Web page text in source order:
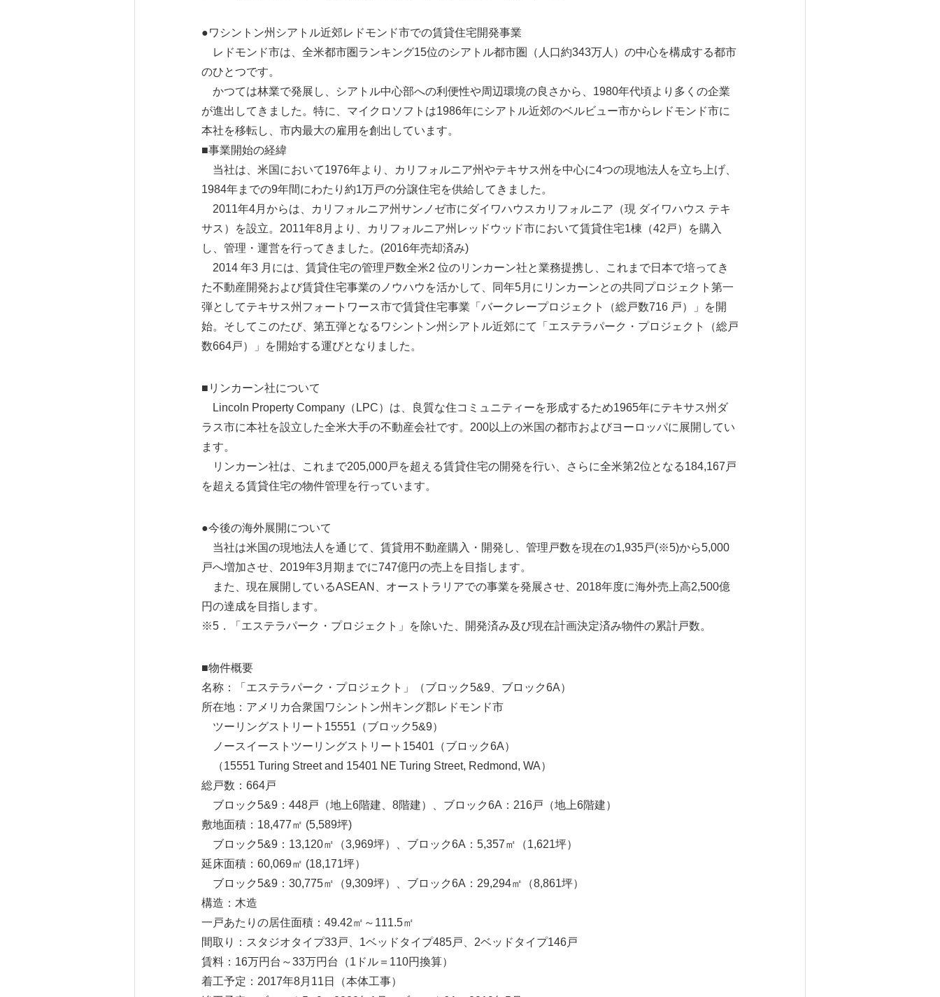
●ワシントン州シアトル近郊レドモンド市での賃貸住宅開発事業
レドモンド市は、全米都市圏ランキング15位のシアトル都市圏（人口約343万人）の中心を構成する都市
のひとつです。
かつては林業で発展し、シアトル中心部への利便性や周辺環境の良さから、1980年代頃より多くの企業
が進出してきました。特に、マイクロソフトは1986年にシアトル近郊のベルビュー市からレドモンド市に
本社を移転し、市内最大の雇用を創出しています。
■事業開始の経緯
当社は、米国において1976年より、カリフォルニア州やテキサス州を中心に4つの現地法人を立ち上げ、
1984年までの9年間にわたり約1万戸の分譲住宅を供給してきました。
2011年4月からは、カリフォルニア州サンノゼ市にダイワハウスカリフォルニア（現 ダイワハウス テキ
サス）を設立。2011年8月より、カリフォルニア州レッドウッド市において賃貸住宅1棟（42戸）を購入
し、管理・運営を行ってきました。(2016年売却済み)
2014 年3 月には、賃貸住宅の管理戸数全米2 位のリンカーン社と業務提携し、これまで日本で培ってき
た不動産開発および賃貸住宅事業のノウハウを活かして、同年5月にリンカーンとの共同プロジェクト第一
弾としてテキサス州フォートワース市で賃貸住宅事業「バークレープロジェクト（総戸数716 戸）」を開
始。そしてこのたび、第五弾となるワシントン州シアトル近郊にて「エステラパーク・プロジェクト（総戸
数664戸）」を開始する運びとなりました。
■リンカーン社について
Lincoln Property Company（LPC）は、良質な住コミュニティーを形成するため1965年にテキサス州ダ
ラス市に本社を設立した全米大手の不動産会社です。200以上の米国の都市およびヨーロッパに展開してい
ます。
リンカーン社は、これまで205,000戸を超える賃貸住宅の開発を行い、さらに全米第2位となる184,167戸
を超える賃貸住宅の物件管理を行っています。
●今後の海外展開について
当社は米国の現地法人を通じて、賃貸用不動産購入・開発し、管理戸数を現在の1,935戸(※5)から5,000
戸へ増加させ、2019年3月期までに747億円の売上を目指します。
また、現在展開しているASEAN、オーストラリアでの事業を発展させ、2018年度に海外売上高2,500億
円の達成を目指します。
※5．「エステラパーク・プロジェクト」を除いた、開発済み及び現在計画決定済み物件の累計戸数。
■物件概要
名称：「エステラパーク・プロジェクト」（ブロック5&9、ブロック6A）
所在地：アメリカ合衆国ワシントン州キング郡レドモンド市
ツーリングストリート15551（ブロック5&9）
ノースイーストツーリングストリート15401（ブロック6A）
（15551 Turing Street and 15401 NE Turing Street, Redmond, WA）
総戸数：664戸
ブロック5&9：448戸（地上6階建、8階建）、ブロック6A：216戸（地上6階建）
敷地面積：18,477㎡ (5,589坪)
ブロック5&9：13,120㎡（3,969坪）、ブロック6A：5,357㎡（1,621坪）
延床面積：60,069㎡ (18,171坪）
ブロック5&9：30,775㎡（9,309坪）、ブロック6A：29,294㎡（8,861坪）
構造：木造
一戸あたりの居住面積：49.42㎡～111.5㎡
間取り：スタジオタイプ33戸、1ベッドタイプ485戸、2ベッドタイプ146戸
賃料：16万円台～33万円台（1ドル＝110円換算）
着工予定：2017年8月11日（本体工事）